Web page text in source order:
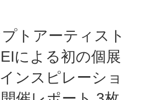
トアーティスト
による初の個展
インスピレーショ